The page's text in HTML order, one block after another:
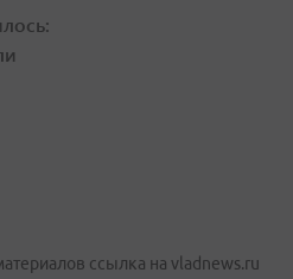
ссылка на vladnews.ru